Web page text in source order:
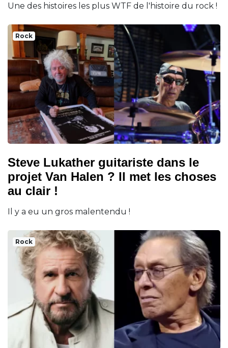
Une des histoires les plus WTF de l'histoire du rock !
Rock
Steve Lukather guitariste dans le
projet Van Halen ? Il met les choses
au clair !
Il y a eu un gros malentendu !
Rock